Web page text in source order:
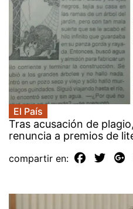
El País
Tras acusación de
renuncia a premios de
compartir en: